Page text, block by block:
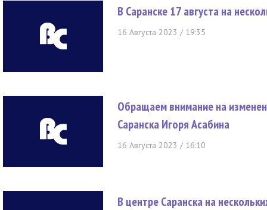
В Саранске 17 августа на
16 Августа 2023 / 19:35
Обращаем внимание на
Саранска Игоря Асабина
16 Августа 2023 / 16:10
В центре Саранска на